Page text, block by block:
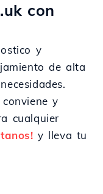
con
y
de alta
y
cualquier
y lleva tu